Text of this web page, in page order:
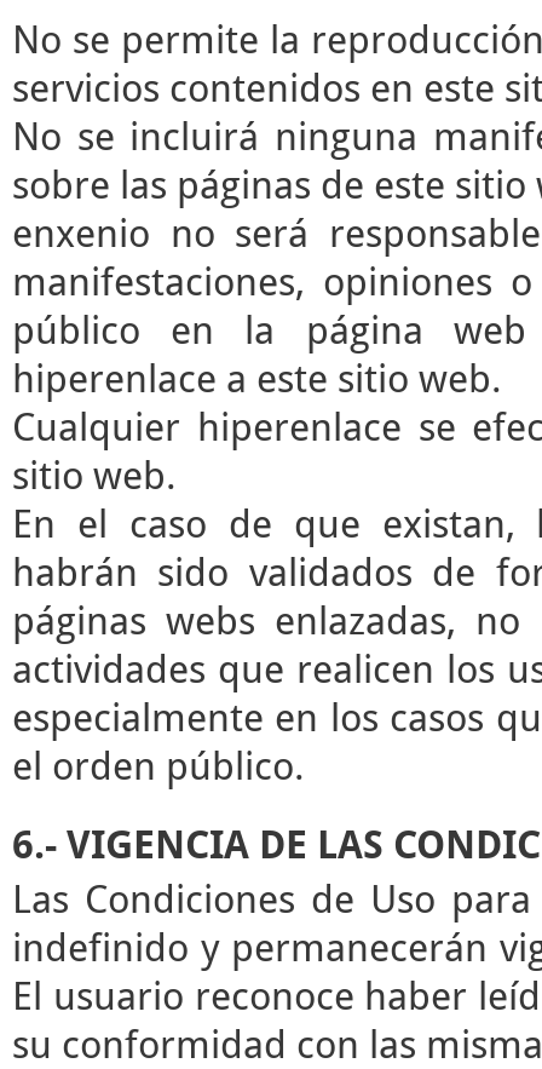
No se permite la
servicios contenidos en este
No se incluirá ninguna
sobre las páginas de este sitio
enxenio no será
manifestaciones, opiniones
público en la página
hiperenlace a este sitio web.
Cualquier hiperenlace se
sitio web.
En el caso de que existan,
habrán sido validados de
páginas webs enlazadas,
actividades que realicen los
especialmente en los casos
el orden público.
6.- VIGENCIA DE LAS
Las Condiciones de Uso
indefinido y permanecerán
El usuario reconoce haber
su conformidad con las